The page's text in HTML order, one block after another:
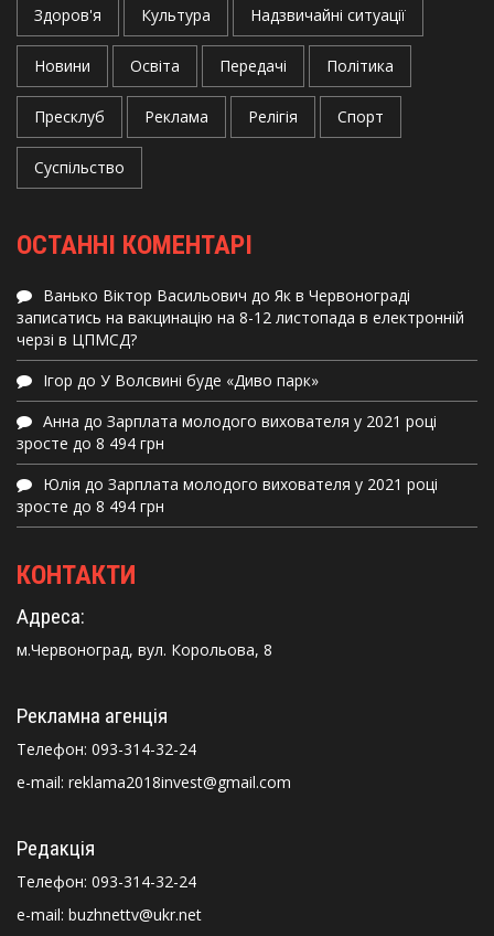
Здоров'я Культура Надзвичайні ситуації
Новини Освіта Передачі Політика
Пресклуб Реклама Релігія Спорт
Суспільство
ОСТАННІ КОМЕНТАРІ
Ванько Віктор Васильович до Як в Червонограді
записатись на вакцинацію на 8-12 листопада в електронній
черзі в ЦПМСД?
Ігор до У Волсвині буде «Диво парк»
Анна до Зарплата молодого вихователя у 2021 році
зросте до 8 494 грн
Юлія до Зарплата молодого вихователя у 2021 році
зросте до 8 494 грн
КОНТАКТИ
Адреса:
м.Червоноград, вул. Корольова, 8
Рекламна агенція
Телефон: 093-314-32-24
e-mail: reklama2018invest@gmail.com
Редакція
Телефон: 093-314-32-24
e-mail: buzhnettv@ukr.net